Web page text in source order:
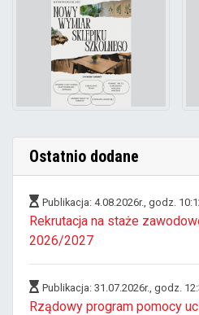
Ostatnio dodane
Publikacja: 4.08.2026r., godz.
Rekrutacja na staże
2026/2027
Publikacja: 31.07.2026r., godz.
Rządowy program pomocy